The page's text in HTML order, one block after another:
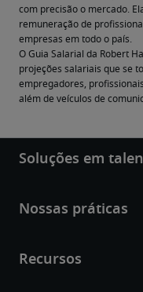
com precisão o mercado.
remuneração de
empresas em todo o país.
O Guia Salarial da Robert
projeções salariais que se
empregadores,
além de veículos de